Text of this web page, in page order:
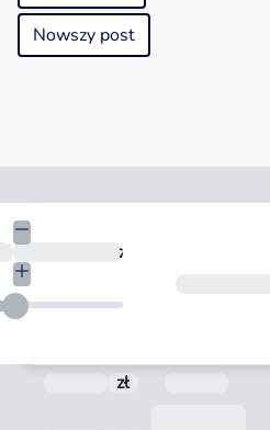
Nowszy post
Kwota
zł
zł